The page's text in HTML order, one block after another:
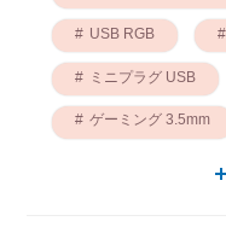
USB RGB
ミニプラグ USB
ゲーミング 3.5mm